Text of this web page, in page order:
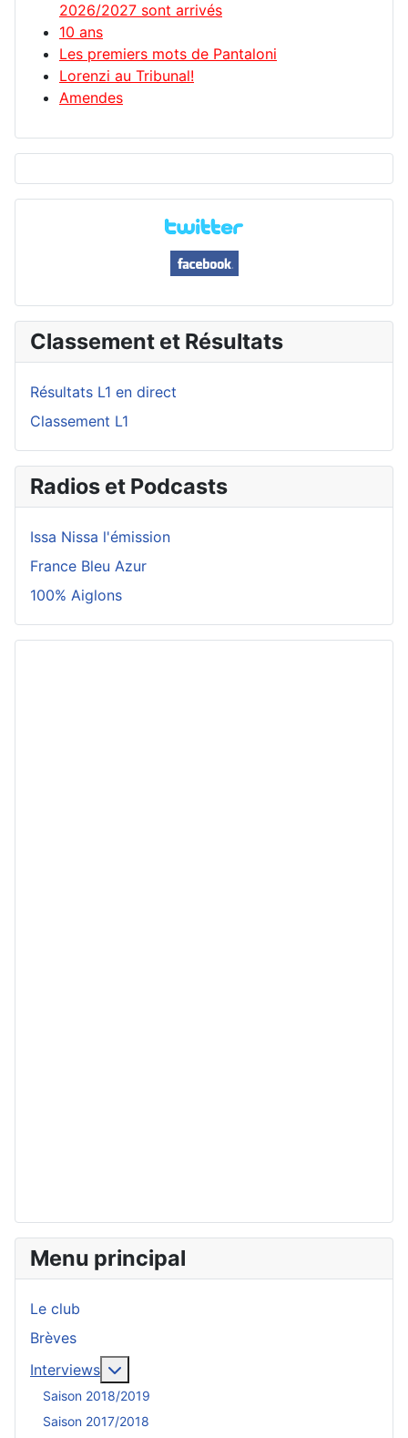
2026/2027 sont arrivés
10 ans
Les premiers mots de Pantaloni
Lorenzi au Tribunal!
Amendes
Classement et Résultats
Résultats L1 en direct
Classement L1
Radios et Podcasts
Issa Nissa l'émission
France Bleu Azur
100% Aiglons
Menu principal
Le club
Brèves
Interviews
Saison 2018/2019
Saison 2017/2018